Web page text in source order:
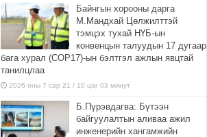
Байнгын хорооны дарга
М.Мандхай Цөлжилттэй
тэмцэх тухай НҮБ-ын
конвенцын талуудын 17 дугаар
бага хурал (СОР17)-ын бэлтгэл ажлын явцтай
танилцлаа
2026 оны 7 сар 21 / 10 цаг 03 минут
Б.Пүрэвдагва: Бүтээн
байгуулалтын аливаа ажил
инженерийн хангамжийн